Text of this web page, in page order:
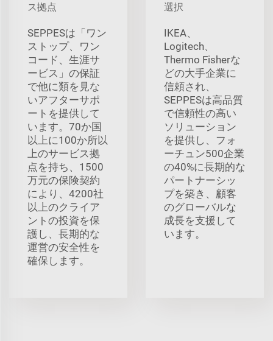
ス拠点
SEPPESは「ワン
ストップ、ワン
コード、生涯サ
ービス」の保証
で他に類を見な
いアフターサポ
ートを提供して
います。70か国
以上に100か所以
上のサービス拠
点を持ち、1500
万元の保険契約
により、4200社
以上のクライア
ントの投資を保
護し、長期的な
運営の安全性を
確保します。
選択
IKEA、
Logitech、
Thermo Fisherな
どの大手企業に
信頼され、
SEPPESは高品質
で信頼性の高い
ソリューション
を提供し、フォ
ーチュン500企業
の40%に長期的な
パートナーシッ
プを築き、顧客
のグローバルな
成長を支援して
います。